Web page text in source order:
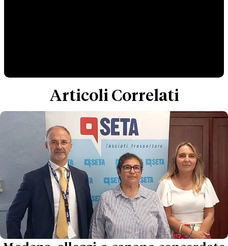
Articoli Correlati